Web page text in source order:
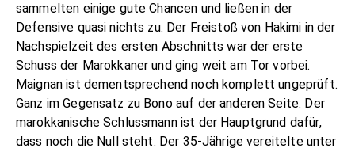
sammelten einige gute Chancen und ließen in der
Defensive quasi nichts zu. Der Freistoß von Hakimi in der
Nachspielzeit des ersten Abschnitts war der erste
Schuss der Marokkaner und ging weit am Tor vorbei.
Maignan ist dementsprechend noch komplett ungeprüft.
Ganz im Gegensatz zu Bono auf der anderen Seite. Der
marokkanische Schlussmann ist der Hauptgrund dafür,
dass noch die Null steht. Der 35-Jährige vereitelte unter